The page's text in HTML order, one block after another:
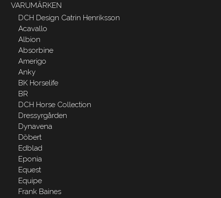
VARUMÄRKEN
DCH Design Catrin Henriksson
Acavallo
Albion
Absorbine
Amerigo
Anky
BK Horselife
BR
DCH Horse Collection
Dressyrgården
Dynavena
Döbert
Edblad
Eponia
Equest
Equipe
Frank Baines